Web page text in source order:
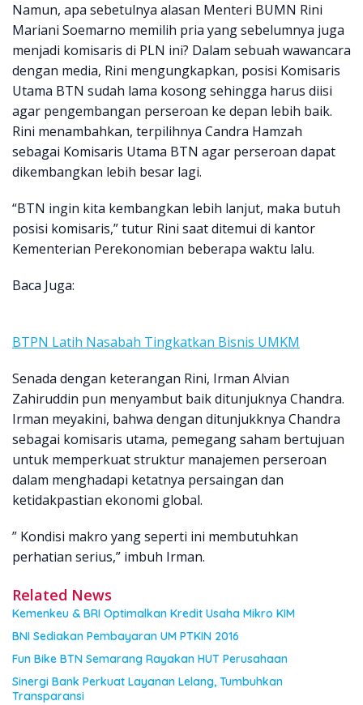
Namun, apa sebetulnya alasan Menteri BUMN Rini
Mariani Soemarno memilih pria yang sebelumnya juga
menjadi komisaris di PLN ini? Dalam sebuah wawancara
dengan media, Rini mengungkapkan, posisi Komisaris
Utama BTN sudah lama kosong sehingga harus diisi
agar pengembangan perseroan ke depan lebih baik.
Rini menambahkan, terpilihnya Candra Hamzah
sebagai Komisaris Utama BTN agar perseroan dapat
dikembangkan lebih besar lagi.
“BTN ingin kita kembangkan lebih lanjut, maka butuh
posisi komisaris,” tutur Rini saat ditemui di kantor
Kementerian Perekonomian beberapa waktu lalu.
Baca Juga:
BTPN Latih Nasabah Tingkatkan Bisnis UMKM
Senada dengan keterangan Rini, Irman Alvian
Zahiruddin pun menyambut baik ditunjuknya Chandra.
Irman meyakini, bahwa dengan ditunjukknya Chandra
sebagai komisaris utama, pemegang saham bertujuan
untuk memperkuat struktur manajemen perseroan
dalam menghadapi ketatnya persaingan dan
ketidakpastian ekonomi global.
” Kondisi makro yang seperti ini membutuhkan
perhatian serius,” imbuh Irman.
Related News
Kemenkeu & BRI Optimalkan Kredit Usaha Mikro KIM
BNI Sediakan Pembayaran UM PTKIN 2016
Fun Bike BTN Semarang Rayakan HUT Perusahaan
Sinergi Bank Perkuat Layanan Lelang, Tumbuhkan
Transparansi